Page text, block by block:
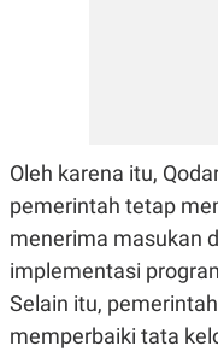
Oleh karena itu,
pemerintah tetap
menerima masukan
implementasi
Selain itu,
memperbaiki tata